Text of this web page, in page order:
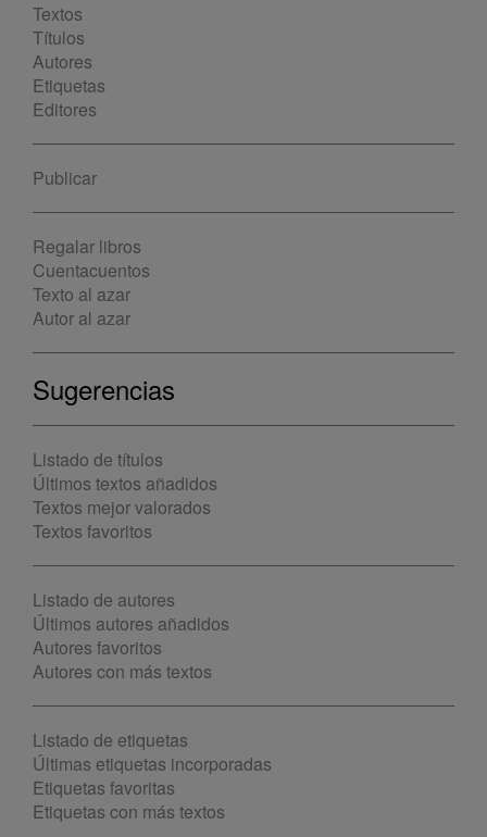
Textos
Títulos
Autores
Etiquetas
Editores
Publicar
Regalar libros
Cuentacuentos
Texto al azar
Autor al azar
Sugerencias
Listado de títulos
Últimos textos añadidos
Textos mejor valorados
Textos favoritos
Listado de autores
Últimos autores añadidos
Autores favoritos
Autores con más textos
Listado de etiquetas
Últimas etiquetas incorporadas
Etiquetas favoritas
Etiquetas con más textos